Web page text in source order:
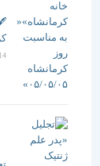
14 مرداد 1405